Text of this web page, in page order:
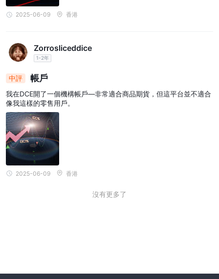
2025-06-09 香港
Zorrosliceddice
1-2年
中評 帳戶
我在DCE開了一個機構帳戶—非常適合商品期貨，但這平台並不適合
像我這樣的零售用戶。
2025-06-09 香港
沒有更多了